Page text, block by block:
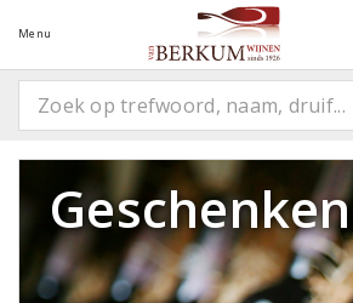
Menu
Geschenken